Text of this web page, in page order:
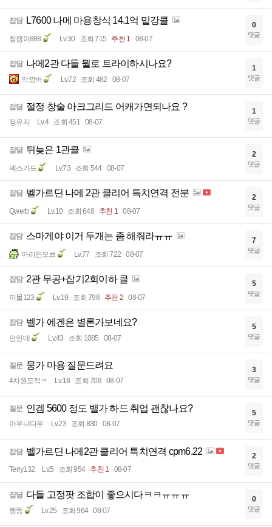
잡담 L7600 나메 마용창식 14.1억 밑강클
창잽이888 Lv.30 조회 715 추천 1 08-07
0
댓글
잡담 나메2관 다들 뭘로 트라이하시나요?
악깡버 Lv.72 조회 482 08-07
1
댓글
잡담 절정 창술 아크그리드 어캐가면되나요 ?
정유지 Lv.4 조회 451 08-07
1
댓글
잡담 뒤늦은 1관클
넥스가드 Lv.73 조회 544 08-07
2
댓글
잡담 벨가르딘 나메 2관 클리어 특치연격 전분
Qwerb Lv.10 조회 648 추천 1 08-07
2
댓글
잡담 스마게야 이거 두개는 좀 해줘라ㅠㅠ
아리안오브 Lv.77 조회 722 08-07
7
댓글
잡담 2관 무공+잡기2회이하 클
끼몰123 Lv.19 조회 798 추천 2 08-07
5
댓글
잡담 벨가 에겐은 별론가보네요?
안인데 Lv.43 조회 1085 08-07
5
댓글
질문 뭉가 마용 질문드려요
4차원도적ㅋ Lv.18 조회 708 08-07
3
댓글
질문 인겜 5600 정도 밸가 하드 취업 괜찮나요?
아우니다우 Lv.23 조회 830 08-07
5
댓글
잡담 벨가르딘 나메2관 클리어 특치연격 cpm6.22
Terry132 Lv.5 조회 954 추천 1 08-07
2
댓글
잡담 다들 고정팟 조합이 좋으시다ㅋㅋㅠㅠㅠ
행뚱 Lv.25 조회 964 08-07
0
댓글